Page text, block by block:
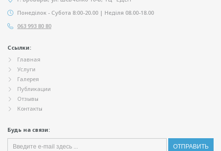
Понеділок - Субота 8:00-20.00 | Неділя 08.00-18.00
063 993 80 80
Ссылки:
Главная
Услуги
Галерея
Публикации
Отзывы
Контакты
Будь на связи: